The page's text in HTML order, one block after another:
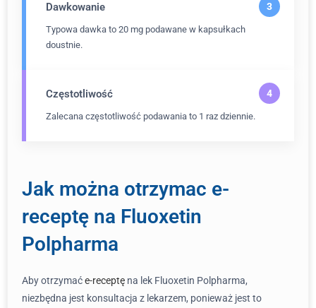
Dawkowanie
Typowa dawka to 20 mg podawane w kapsułkach
doustnie.
Częstotliwość
Zalecana częstotliwość podawania to 1 raz dziennie.
Jak można otrzymac e-
receptę na Fluoxetin
Polpharma
Aby otrzymaće-receptę na lek Fluoxetin Polpharma,
niezbędna jest konsultacja z lekarzem, ponieważ jest to